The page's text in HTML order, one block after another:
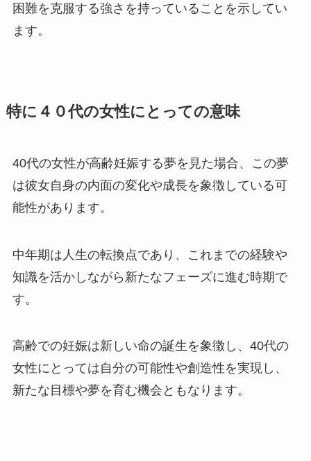
困難を克服する強さを持っていることを示してい
ます。
特に４０代の女性にとっての意味
40代の女性が高齢妊娠する夢を見た場合、この夢
は彼女自身の内面の変化や成長を象徴している可
能性があります。
中年期は人生の転換点であり、これまでの経験や
知識を活かしながら新たなフェーズに進む時期で
す。
高齢での妊娠は新しい命の誕生を象徴し、40代の
女性にとっては自分の可能性や創造性を実現し、
新たな目標や夢を育む機会ともなります。